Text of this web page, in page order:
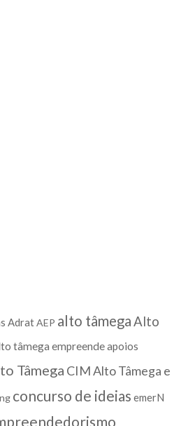
AdratAEP alto tâmegaAlto
tâmega empreendeapoios
Tâmega CIM Alto Tâmega e
concurso de ideias emerN